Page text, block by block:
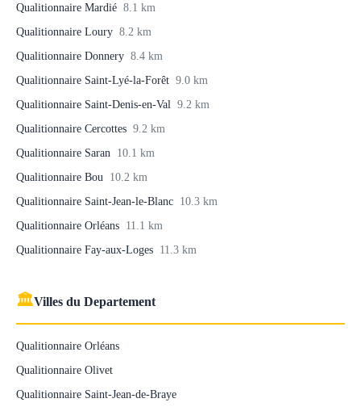
Qualitionnaire Mardié 8.1 km
Qualitionnaire Loury 8.2 km
Qualitionnaire Donnery 8.4 km
Qualitionnaire Saint-Lyé-la-Forêt 9.0 km
Qualitionnaire Saint-Denis-en-Val 9.2 km
Qualitionnaire Cercottes 9.2 km
Qualitionnaire Saran 10.1 km
Qualitionnaire Bou 10.2 km
Qualitionnaire Saint-Jean-le-Blanc 10.3 km
Qualitionnaire Orléans 11.1 km
Qualitionnaire Fay-aux-Loges 11.3 km
🏛Villes du Departement
Qualitionnaire Orléans
Qualitionnaire Olivet
Qualitionnaire Saint-Jean-de-Braye